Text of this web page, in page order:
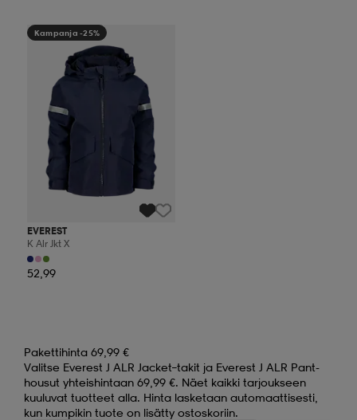
Kampanja -25%
EVEREST
K Alr Jkt X
52,99
Pakettihinta 69,99 €
Valitse Everest J ALR Jacket–takit ja Everest J ALR Pant-
housut yhteishintaan 69,99 €. Näet kaikki tarjoukseen
kuuluvat tuotteet alla. Hinta lasketaan automaattisesti,
kun kumpikin tuote on lisätty ostoskoriin.